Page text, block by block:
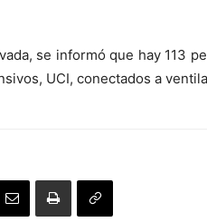
se informó que hay 113
UCI, conectados a